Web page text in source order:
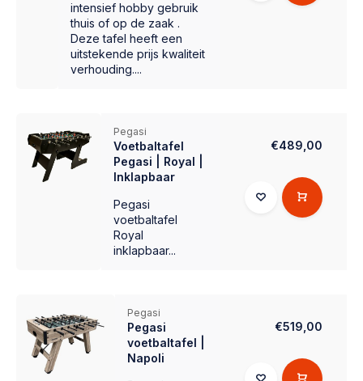
intensief hobby gebruik
thuis of op de zaak .
Deze tafel heeft een
uitstekende prijs kwaliteit
verhouding....
Pegasi
Voetbaltafel
Pegasi | Royal |
Inklapbaar
Pegasi
voetbaltafel
Royal
inklapbaar...
€489,00
Pegasi
Pegasi
voetbaltafel |
Napoli
€519,00